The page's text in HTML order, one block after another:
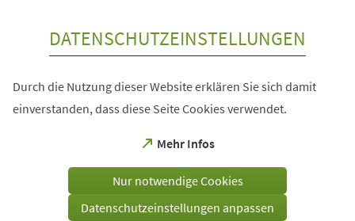
DATENSCHUTZEINSTELLUNGEN
Durch die Nutzung dieser Website erklären Sie sich damit
einverstanden, dass diese Seite Cookies verwendet.
Mehr Infos
(Öffnet
einem
Tab)
Nur notwendige Cookies
Datenschutzeinstellungen anpassen